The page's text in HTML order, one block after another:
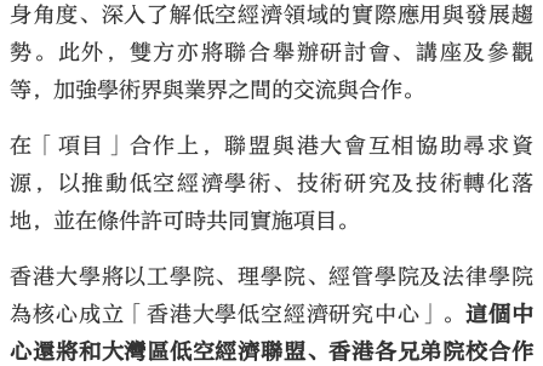
身角度、深入了解低空經濟領域的實際應用與發展趨
勢。此外，雙方亦將聯合舉辦研討會、講座及參觀
等，加強學術界與業界之間的交流與合作。
在「項目」合作上，聯盟與港大會互相協助尋求資
源，以推動低空經濟學術、技術研究及技術轉化落
地，並在條件許可時共同實施項目。
香港大學將以工學院、理學院、經管學院及法律學院
為核心成立「香港大學低空經濟研究中心」。這個中
心還將和大灣區低空經濟聯盟、香港各兄弟院校合作